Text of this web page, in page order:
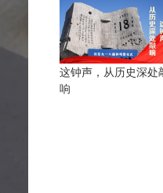
这钟声，从历史深处
响